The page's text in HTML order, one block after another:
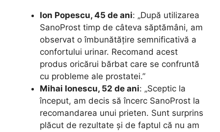
Ion Popescu, 45 de ani: „După utilizarea
SanoProst timp de câteva săptămâni, am
observat o îmbunătățire semnificativă a
confortului urinar. Recomand acest
produs oricărui bărbat care se confruntă
cu probleme ale prostatei.”
Mihai Ionescu, 52 de ani: „Sceptic la
început, am decis să încerc SanoProst la
recomandarea unui prieten. Sunt surprins
plăcut de rezultate și de faptul că nu am